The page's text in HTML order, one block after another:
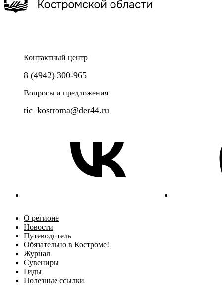
Контактный центр
8 (4942) 300-965
Вопросы и предложения
tic_kostroma@der44.ru
О регионе
Новости
Путеводитель
Обязательно в Костроме!
Журнал
Сувениры
Гиды
Полезные ссылки